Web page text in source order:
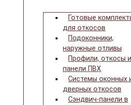
Готовые
для откосов
Подоконники,
наружные отливы
Профили, откосы и
панели ПВХ
Системы оконных
дверных откосов
Сэндвич-панели в